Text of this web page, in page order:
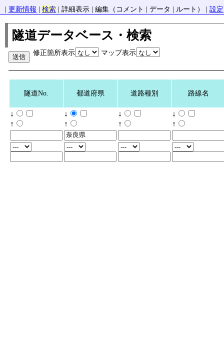
更新情報 検索 | 詳細表示 | 編集（コメント | データ | ルート） | 設定
隧道データベース・検索
修正箇所表示 マップ表示
隧道No. 都道府県 道路種別 路線名
↓
↑
↓
↑
↓
↑
↓
↑